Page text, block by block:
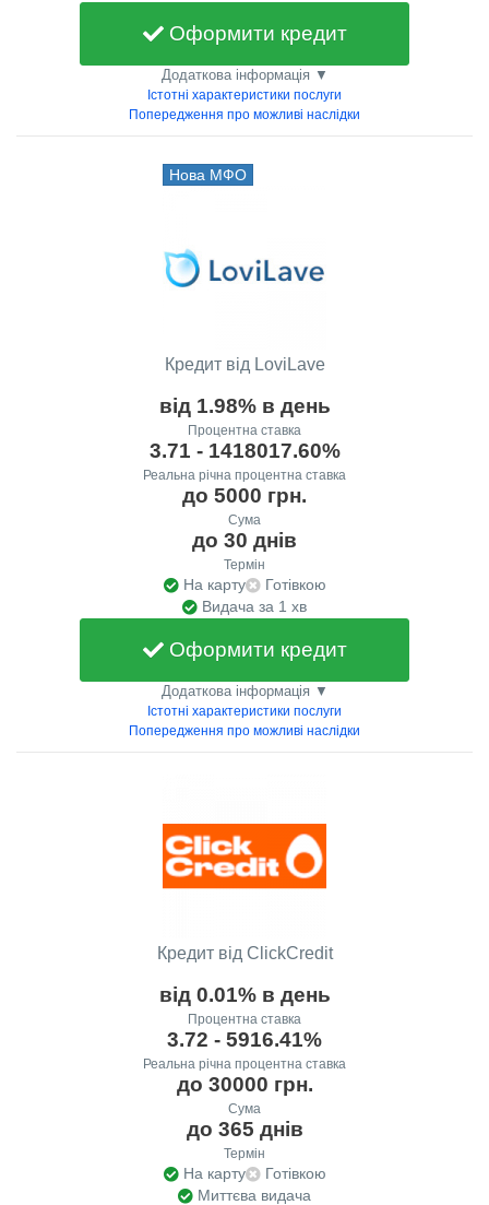
Оформити кредит
Додаткова інформація ▼
Істотні характеристики послуги
Попередження про можливі наслідки
Нова МФО
Кредит від LoviLave
від 1.98% в день
Процентна ставка
3.71 - 1418017.60%
Реальна річна процентна ставка
до 5000 грн.
Сума
до 30 днів
Термін
На карту
Готівкою
Видача за 1 хв
Оформити кредит
Додаткова інформація ▼
Істотні характеристики послуги
Попередження про можливі наслідки
Кредит від ClickCredit
від 0.01% в день
Процентна ставка
3.72 - 5916.41%
Реальна річна процентна ставка
до 30000 грн.
Сума
до 365 днів
Термін
На карту
Готівкою
Миттєва видача